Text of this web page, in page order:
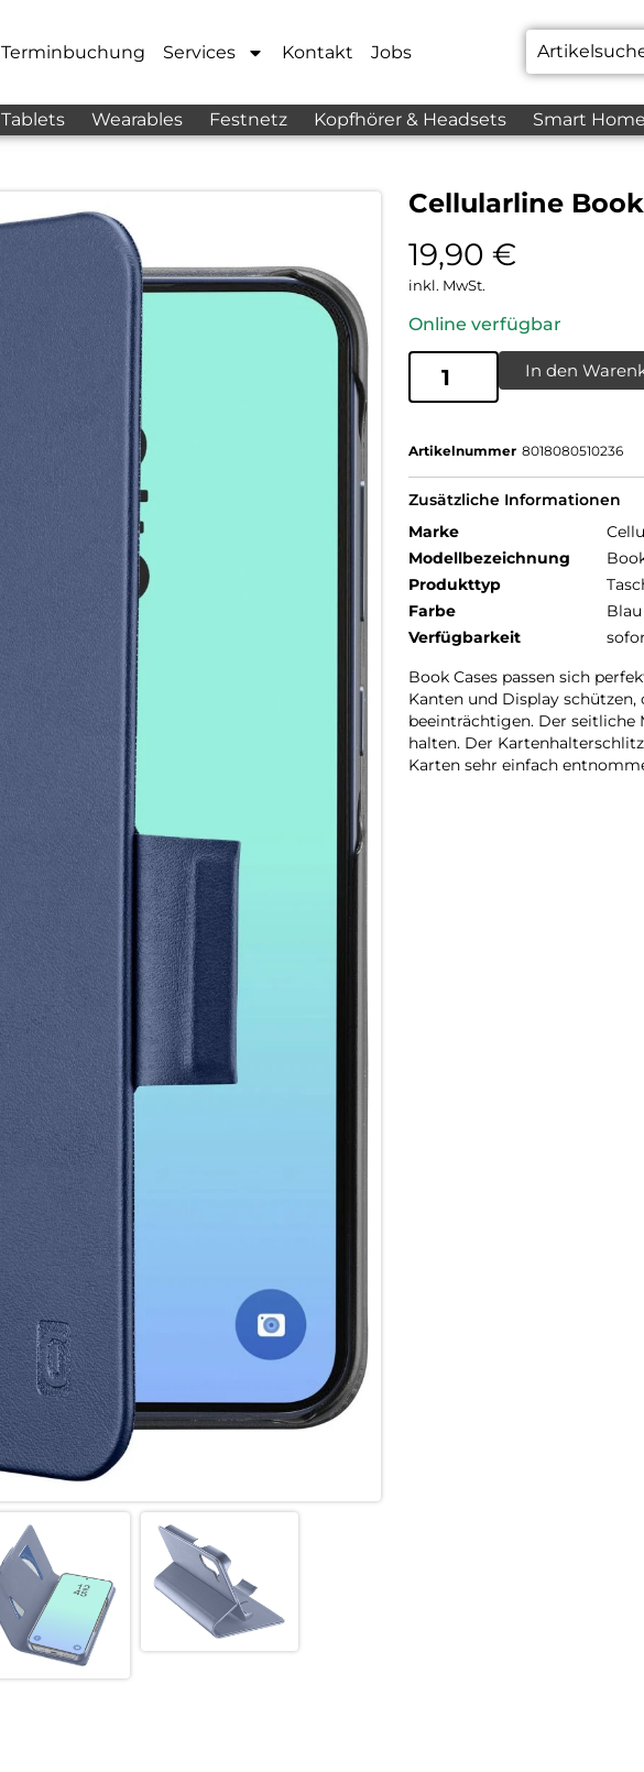
Terminbuchung Services Kontakt Jobs
Tablets Wearables Festnetz Kopfhörer & Headsets Smart
Cellularline
19,90 €
inkl. MwSt.
Online verfügbar
In den
Artikelnummer 8018080510236
Zusätzliche Informationen
Marke
Modellbezeichnung
Produkttyp
Farbe
Blau
Verfügbarkeit
Book Cases passen sich
Kanten und Display
beeinträchtigen. Der seitliche
halten. Der
Karten sehr einfach